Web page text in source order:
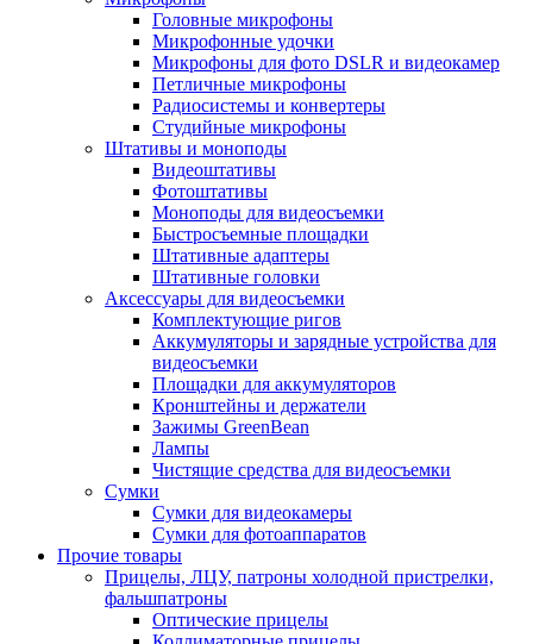
Головные микрофоны
Микрофонные удочки
Микрофоны для фото DSLR и видеокамер
Петличные микрофоны
Радиосистемы и конвертеры
Студийные микрофоны
Штативы и моноподы
Видеоштативы
Фотоштативы
Моноподы для видеосъемки
Быстросъемные площадки
Штативные адаптеры
Штативные головки
Аксессуары для видеосъемки
Комплектующие ригов
Аккумуляторы и зарядные устройства для
видеосъемки
Площадки для аккумуляторов
Кронштейны и держатели
Зажимы GreenBean
Лампы
Чистящие средства для видеосъемки
Сумки
Сумки для видеокамеры
Сумки для фотоаппаратов
Прочие товары
Прицелы, ЛЦУ, патроны холодной пристрелки,
фальшпатроны
Оптические прицелы